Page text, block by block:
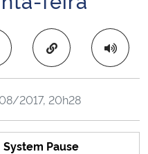
Copiar para área
2017, 20h28
System Pause